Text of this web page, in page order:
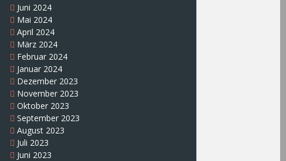
Juni 2024
Mai 2024
April 2024
März 2024
Februar 2024
Januar 2024
Dezember 2023
November 2023
Oktober 2023
September 2023
August 2023
Juli 2023
Juni 2023